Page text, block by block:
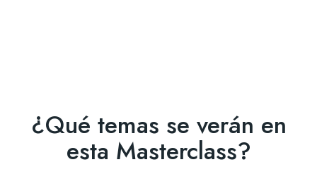
¿Qué temas se verán en
esta Masterclass?